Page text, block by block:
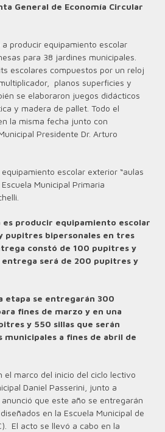
General de Economía Circular
a producir equipamiento escolar
para 38 jardines municipales.
escolares compuestos por un reloj
planos superficies y
se elaboraron juegos didácticos
y madera de pallet. Todo el
la misma fecha junto con
Presidente Dr. Arturo
escolar exterior “aulas
Municipal Primaria
es producir equipamiento escolar
pupitres bipersonales en tres
constó de 100 pupitres y
entrega será de 200 pupitres y
etapa se entregarán 300
fines de marzo y en una
y 550 sillas que serán
municipales a fines de abril de
el marco del inicio del ciclo lectivo
Daniel Passerini, junto a
que este año se entregarán
en la Escuela Municipal de
El acto se llevó a cabo en la